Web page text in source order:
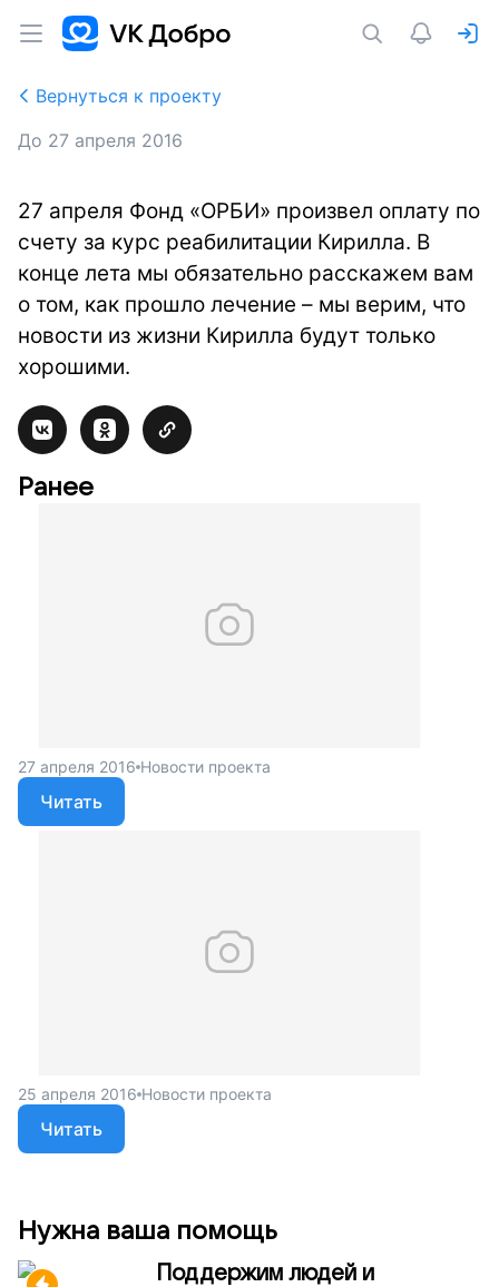
Вернуться к проекту
До 27 апреля 2016
27 апреля Фонд «ОРБИ» произвел оплату по
счету за курс реабилитации Кирилла. В
конце лета мы обязательно расскажем вам
о том, как прошло лечение – мы верим, что
новости из жизни Кирилла будут только
хорошими.
Ранее
27 апреля 2016 Новости проекта
Читать
25 апреля 2016 Новости проекта
Читать
Нужна ваша помощь
Поддержим людей и